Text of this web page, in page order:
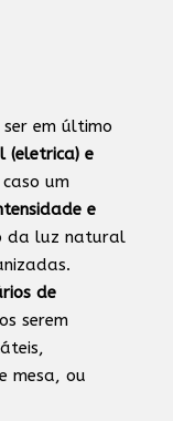
em último
(eletrica) e
um
e
da luz natural
de
serem
mesa, ou